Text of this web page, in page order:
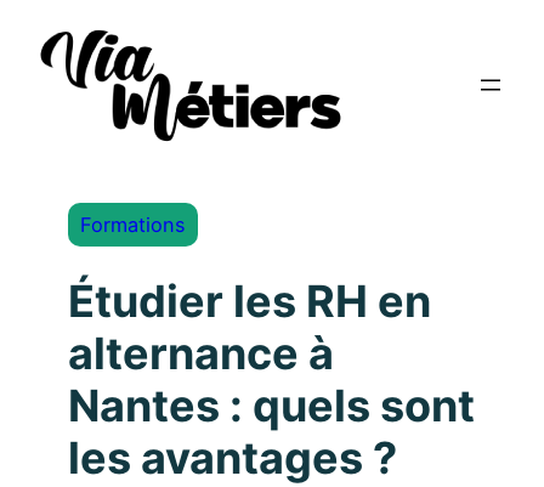
Formations
Étudier les RH en
alternance à
Nantes : quels sont
les avantages ?